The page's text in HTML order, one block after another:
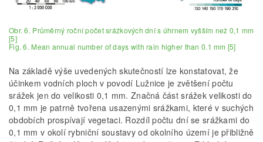
Obr. 6. Průměrný roční počet srážkových dní s úhrnem vyšším než 0,1 mm
[5]
Fig. 6. Mean annual number of days with rain higher than 0.1 mm [5]
Na základě výše uvedených skutečností lze konstatovat, že
účinkem vodních ploch v povodí Lužnice je zvětšení počtu
srážek jen do velikosti 0,1 mm. Značná část srážek velikosti do
0,1 mm je patrně tvořena usazenými srážkami, které v suchých
obdobích prospívají vegetaci. Rozdíl počtu dní se srážkami do
0,1 mm v okolí rybniční soustavy od okolního území je přibližně